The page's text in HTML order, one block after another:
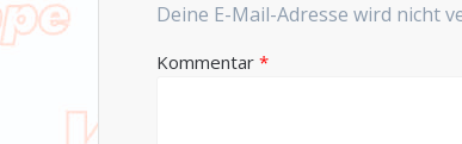
Deine E-Mail-Adresse wird nicht
Kommentar*